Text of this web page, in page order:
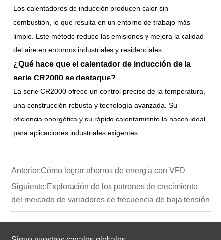
Los calentadores de inducción producen calor sin
combustión, lo que resulta en un entorno de trabajo más
limpio. Este método reduce las emisiones y mejora la calidad
del aire en entornos industriales y residenciales.
¿Qué hace que el calentador de inducción de la
serie CR2000 se destaque?
La serie CR2000 ofrece un control preciso de la temperatura,
una construcción robusta y tecnología avanzada. Su
eficiencia energética y su rápido calentamiento la hacen ideal
para aplicaciones industriales exigentes.
Anterior:Cómo lograr ahorros de energía con VFD
Siguiente:Exploración de los patrones de crecimiento
del mercado de variadores de frecuencia de baja tensión